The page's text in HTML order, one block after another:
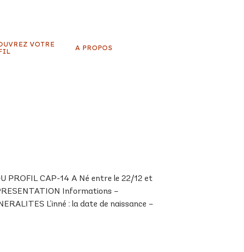
VOTRE
A PROPOS
PROFIL CAP-14 A Né entre le 22/12 et
Informations –
L’inné : la date de naissance –